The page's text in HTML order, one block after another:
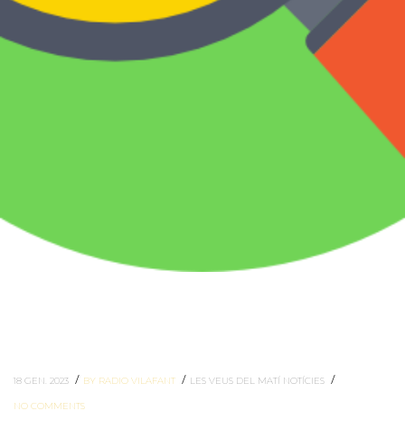
18 GEN. 2023 / BY RADIO VILAFANT / LES VEUS DEL MATÍ NOTÍCIES /
NO COMMENTS